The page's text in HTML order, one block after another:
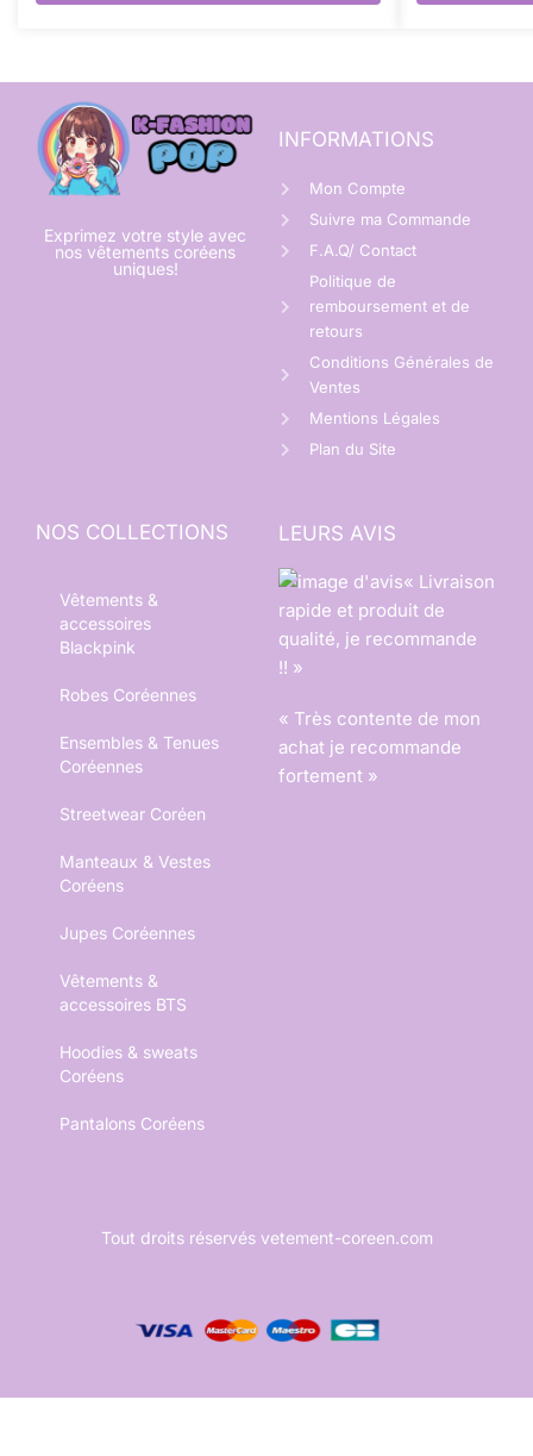
Exprimez votre style avec
nos vêtements coréens
uniques!
INFORMATIONS
Mon Compte
Suivre ma Commande
F.A.Q/ Contact
Politique de
remboursement et de
retours
Conditions Générales de
Ventes
Mentions Légales
Plan du Site
NOS COLLECTIONS
Vêtements &
accessoires
Blackpink
Robes Coréennes
Ensembles & Tenues
Coréennes
Streetwear Coréen
Manteaux & Vestes
Coréens
Jupes Coréennes
Vêtements &
accessoires BTS
Hoodies & sweats
Coréens
Pantalons Coréens
LEURS AVIS
« Livraison
rapide et produit de
qualité, je recommande
!! »
« Très contente de mon
achat je recommande
fortement »
Tout droits réservés vetement-coreen.com